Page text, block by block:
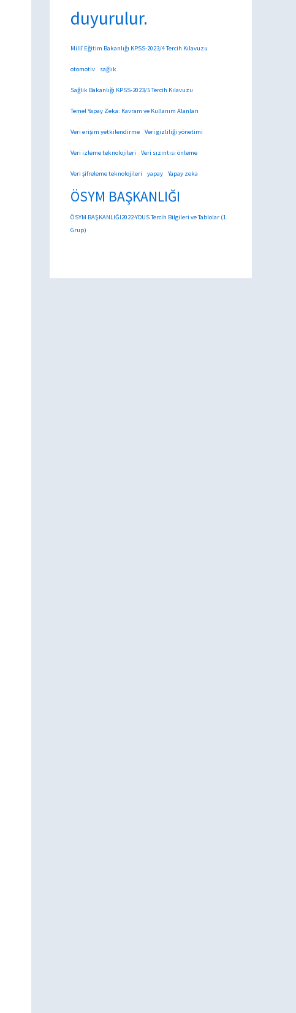
duyurulur.
Millî Eğitim Bakanlığı KPSS-2023/4 Tercih Kılavuzu
otomotiv sağlık
Sağlık Bakanlığı KPSS-2023/5 Tercih Kılavuzu
Temel Yapay Zeka: Kavram ve Kullanım Alanları
Veri erişim yetkilendirme Veri gizliliği yönetimi
Veri izleme teknolojileri Veri sızıntısı önleme
Veri şifreleme teknolojileri yapay Yapay zeka
ÖSYM BAŞKANLIĞI
ÖSYM BAŞKANLIĞI2022-YDUS Tercih Bilgileri ve Tablolar (1.
Grup)